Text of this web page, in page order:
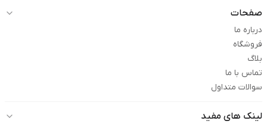
صفحات
درباره ما
فروشگاه
بلاگ
تماس با ما
سوالات متداول
لینک های مفید